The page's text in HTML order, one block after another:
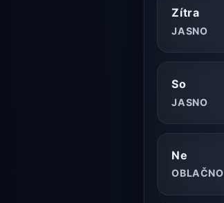
Zítra
JASNO
So
JASNO
Ne
OBLAČNO